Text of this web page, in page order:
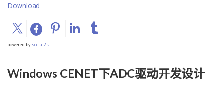
Download
powered by social2s
Windows CENET下ADC驱动开发设计